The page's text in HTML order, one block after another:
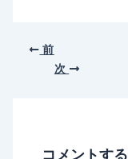
前
次
コメントする